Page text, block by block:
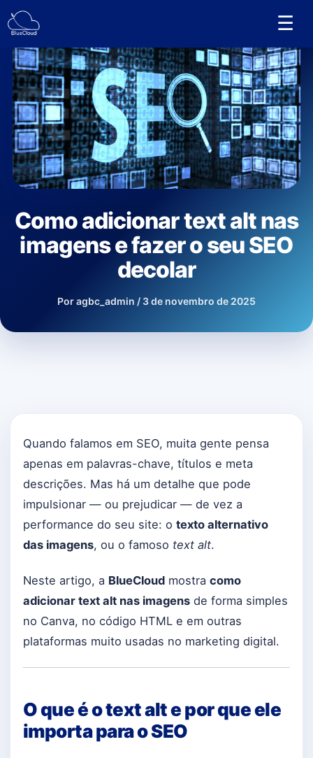
para
conteúdo
☰
Como adicionar text alt nas
imagens e fazer o seu SEO
decolar
Poragbc_admin / 3 de novembro de 2025
Quando falamos em SEO, muita gente pensa
apenas em palavras-chave, títulos e meta
descrições. Mas há um detalhe que pode
impulsionar — ou prejudicar — de vez a
performance do seu site: o texto alternativo
das imagens, ou o famoso text alt.
Neste artigo, a BlueCloud mostra como
adicionar text alt nas imagens de forma simples
no Canva, no código HTML e em outras
plataformas muito usadas no marketing digital.
O que é o text alt e por que ele
importa para o SEO